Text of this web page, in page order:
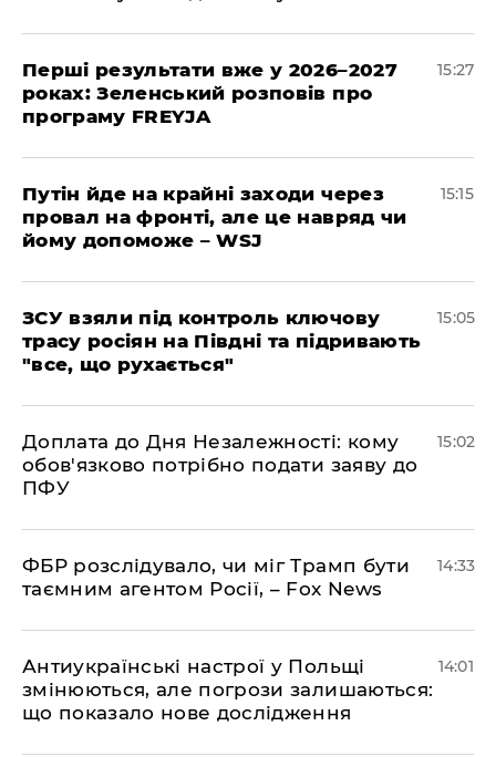
Перші результати вже у 2026–2027
роках: Зеленський розповів про
програму FREYJA
15:27
Путін йде на крайні заходи через
провал на фронті, але це навряд чи
йому допоможе – WSJ
15:15
ЗСУ взяли під контроль ключову
трасу росіян на Півдні та підривають
"все, що рухається"
15:05
Доплата до Дня Незалежності: кому
обов'язково потрібно подати заяву до
ПФУ
15:02
ФБР розслідувало, чи міг Трамп бути
таємним агентом Росії, – Fox News
14:33
Антиукраїнські настрої у Польщі
змінюються, але погрози залишаються:
що показало нове дослідження
14:01